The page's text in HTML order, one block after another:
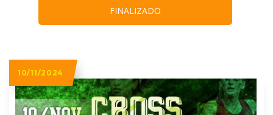
FINALIZADO
10/11/2024